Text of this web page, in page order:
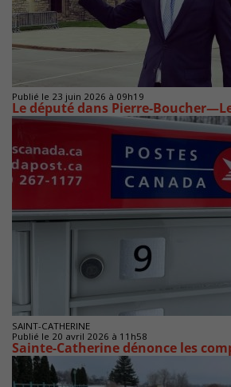
Publié le 23 juin 2026 à 09h19
Le député dans Pierre-
SAINT-CATHERINE
Publié le 20 avril 2026 à 11h58
Sainte-Catherine dénonce les